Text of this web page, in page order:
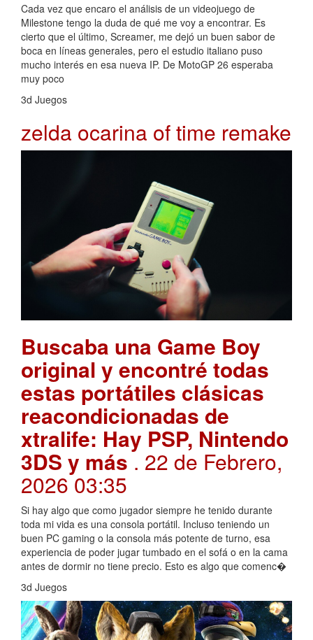
Cada vez que encaro el análisis de un videojuego de
Milestone tengo la duda de qué me voy a encontrar. Es
cierto que el último, Screamer, me dejó un buen sabor de
boca en líneas generales, pero el estudio italiano puso
mucho interés en esa nueva IP. De MotoGP 26 esperaba
muy poco
3d Juegos
zelda ocarina of time remake
Buscaba una Game Boy
original y encontré todas
estas portátiles clásicas
reacondicionadas de
xtralife: Hay PSP, Nintendo
3DS y más. 22 de Febrero,
2026 03:35
Si hay algo que como jugador siempre he tenido durante
toda mi vida es una consola portátil. Incluso teniendo un
buen PC gaming o la consola más potente de turno, esa
experiencia de poder jugar tumbado en el sofá o en la cama
antes de dormir no tiene precio. Esto es algo que comenc�
3d Juegos